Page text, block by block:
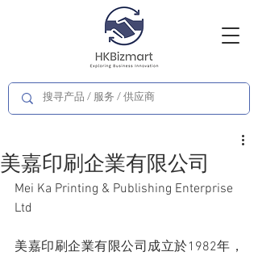
美嘉印刷企業有限公司
Mei Ka Printing & Publishing Enterprise
Ltd
美嘉印刷企業有限公司成立於1982年，